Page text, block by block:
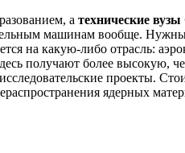
а технические
машинам вообще.
на какую-либо отрасль:
получают более высокую,
проекты.
ядерных